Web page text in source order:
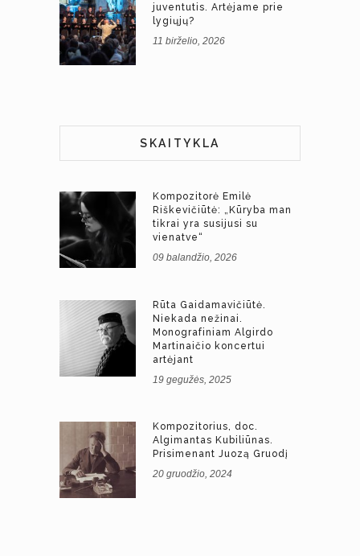
juventutis. Artėjame prie
lygiųjų?
11 birželio, 2026
SKAITYKLA
Kompozitorė Emilė
Riškevičiūtė: „Kūryba man
tikrai yra susijusi su
vienatve“
09 balandžio, 2026
Rūta Gaidamavičiūtė.
Niekada nežinai.
Monografiniam Algirdo
Martinaičio koncertui
artėjant
19 gegužės, 2025
Kompozitorius, doc.
Algimantas Kubiliūnas.
Prisimenant Juozą Gruodį
20 gruodžio, 2024